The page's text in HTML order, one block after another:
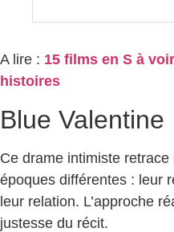
A lire : 15 films en S à
histoires
Blue Valentine
Ce drame intimiste retrace
époques différentes : leur
leur relation. L’approche
justesse du récit.